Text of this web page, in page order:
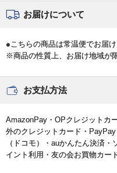
お届けについて
●こちらの商品は常温便でお届け
※商品の性質上、お届け地域が
お支払方法
AmazonPay・OPクレジットカ
外のクレジットカード・
（ドコモ）・auかんたん決済
イント利用・友の会お買物カー